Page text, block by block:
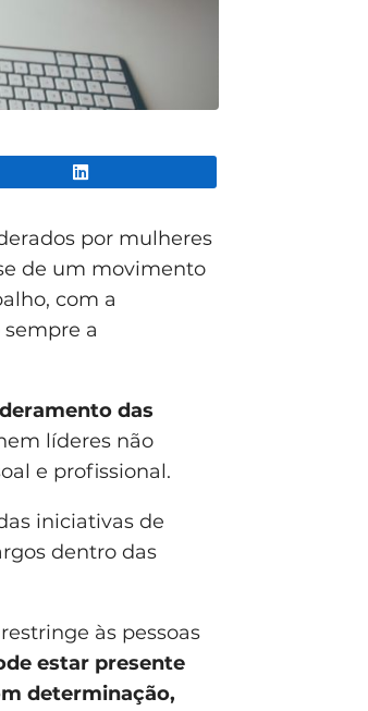
por mulheres
de um movimento
com a
a
das
líderes não
e profissional.
iniciativas de
dentro das
às pessoas
estar presente
determinação,